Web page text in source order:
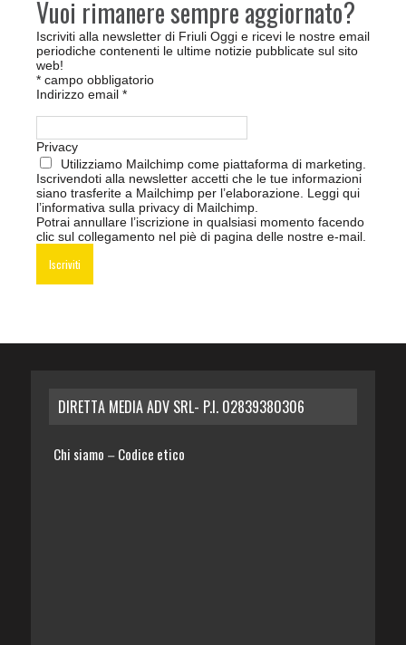
Vuoi rimanere sempre aggiornato?
Iscriviti alla newsletter di Friuli Oggi e ricevi le nostre email
periodiche contenenti le ultime notizie pubblicate sul sito
web!
* campo obbligatorio
Indirizzo email *
Privacy
Utilizziamo Mailchimp come piattaforma di marketing.
Iscrivendoti alla newsletter accetti che le tue informazioni
siano trasferite a Mailchimp per l’elaborazione. Leggi qui
l’informativa sulla privacy di Mailchimp
Potrai annullare l’iscrizione in qualsiasi momento facendo
clic sul collegamento nel piè di pagina delle nostre e-mail.
DIRETTA MEDIA ADV SRL- P.I. 02839380306
Chi siamo – Codice etico